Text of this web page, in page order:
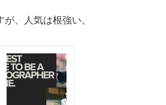
、人気は根強い。